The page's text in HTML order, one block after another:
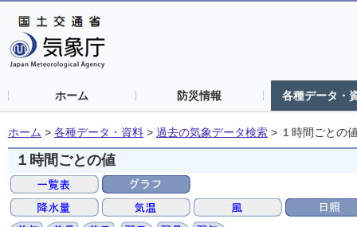
ホーム 防災情報 各種データ・
ホーム > 各種データ・資料 > 過去の気象データ検索 > １時間ごとの
１時間ごとの値